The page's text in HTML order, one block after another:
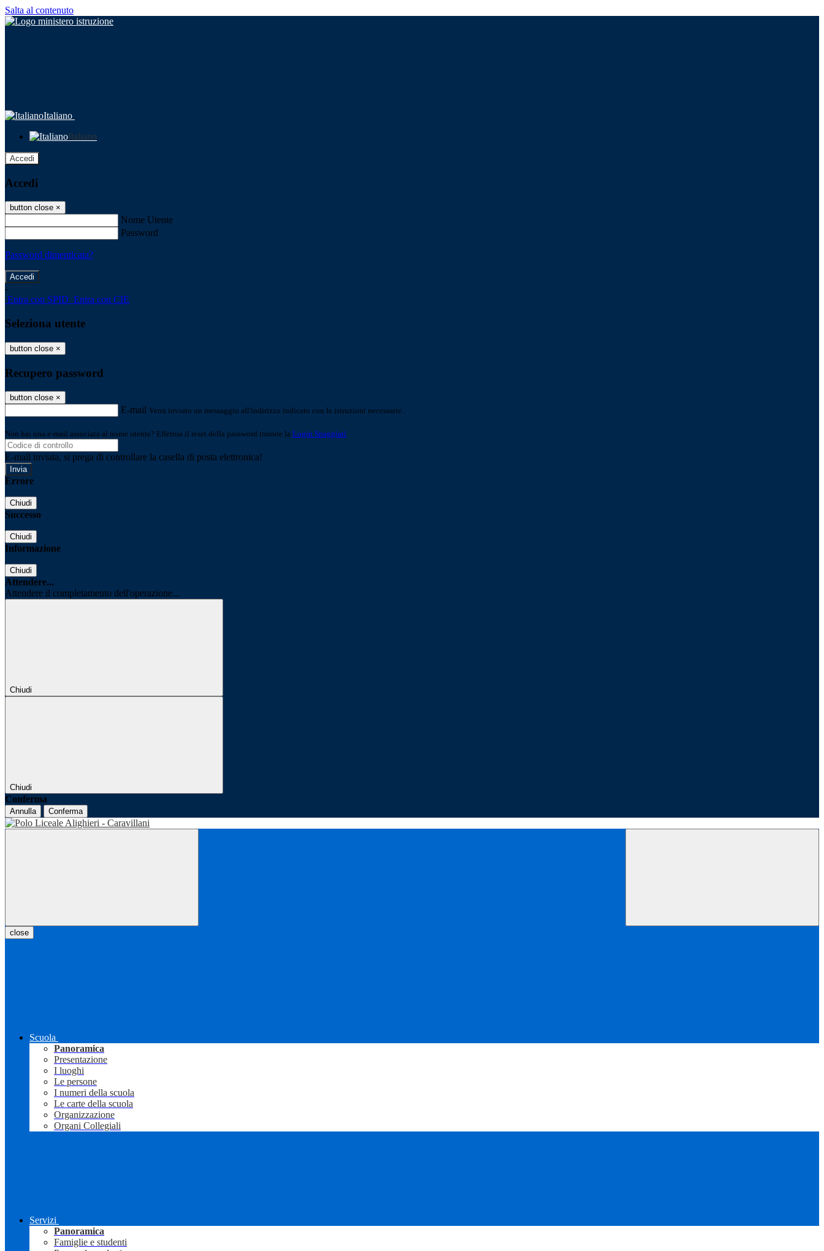
Salta al contenuto
Italiano
Italiano
Accedi
Accedi
button close ×
Nome Utente
Password
Password dimenticata?
-
Entra con SPID Entra con CIE
Seleziona utente
button close ×
Recupero password
button close ×
E-mail Verrà inviato un messaggio all'indirizzo indicato con le istruzioni necessarie.
Non hai una e-mail associata al nome utente? Effettua il reset della password tramite la Login Spaggiari
E-mail inviata, si prega di controllare la casella di posta elettronica!
Errore
Chiudi
Successo
Chiudi
Informazione
Chiudi
Attendere...
Attendere il completamento dell'operazione...
Chiudi
Chiudi
Conferma
Annulla Conferma
close
Scuola
Panoramica
Presentazione
I luoghi
Le persone
I numeri della scuola
Le carte della scuola
Organizzazione
Organi Collegiali
Servizi
Panoramica
Famiglie e studenti